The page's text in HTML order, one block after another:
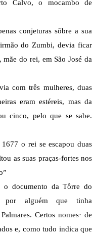
Calvo, o mocambo de
conjeturas sôbre a sua
do Zumbi, devia ficar
do rei, em São José da
com três mulheres, duas
eram estéreis, mas da
cinco, pelo que se sabe.
o rei se escapou duas
as suas praças-fortes nos
o documento da Tôrre do
por alguém que tinha
Certos nomes· de
e, como tudo indica que